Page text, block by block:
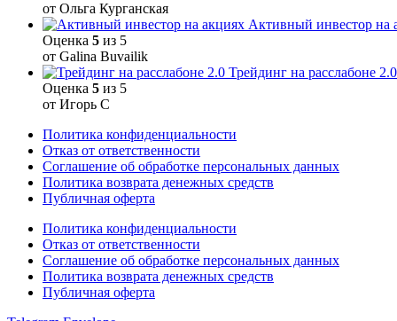
от Ольга Курганская
Активный инвестор на
Оценка 5 из 5
от Galina Buvailik
Трейдинг на расслабоне 2.0
Оценка 5 из 5
от Игорь С
Политика конфиденциальности
Отказ от ответственности
Соглашение об обработке персональных данных
Политика возврата денежных средств
Публичная оферта
Политика конфиденциальности
Отказ от ответственности
Соглашение об обработке персональных данных
Политика возврата денежных средств
Публичная оферта